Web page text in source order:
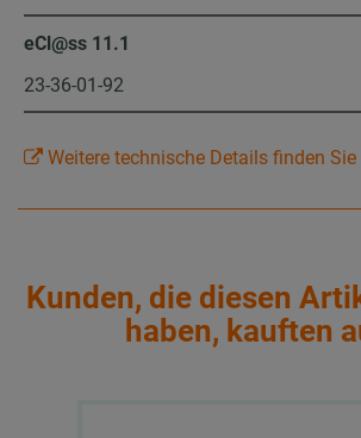
eCl@ss 11.1
23-36-01-92
Weitere technische Details finden
Kunden, die diesen
haben, kauften